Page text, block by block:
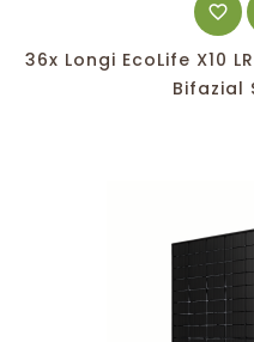
favorite_border
36x Longi EcoLife X10
Bifazial